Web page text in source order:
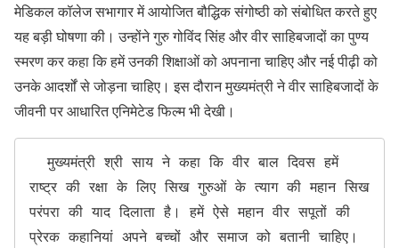
मेडिकल कॉलेज सभागार में आयोजित बौद्धिक संगोष्ठी को संबोधित करते हुए
यह बड़ी घोषणा की। उन्होंने गुरु गोविंद सिंह और वीर साहिबजादों का पुण्य
स्मरण कर कहा कि हमें उनकी शिक्षाओं को अपनाना चाहिए और नई पीढ़ी को
उनके आदर्शों से जोड़ना चाहिए। इस दौरान मुख्यमंत्री ने वीर साहिबजादों के
जीवनी पर आधारित एनिमेटेड फिल्म भी देखी।
  मुख्यमंत्री श्री साय ने कहा कि वीर बाल दिवस हमें
राष्ट्र की रक्षा के लिए सिख गुरुओं के त्याग की महान सिख
परंपरा की याद दिलाता है। हमें ऐसे महान वीर सपूतों की
प्रेरक कहानियां अपने बच्चों और समाज को बतानी चाहिए।